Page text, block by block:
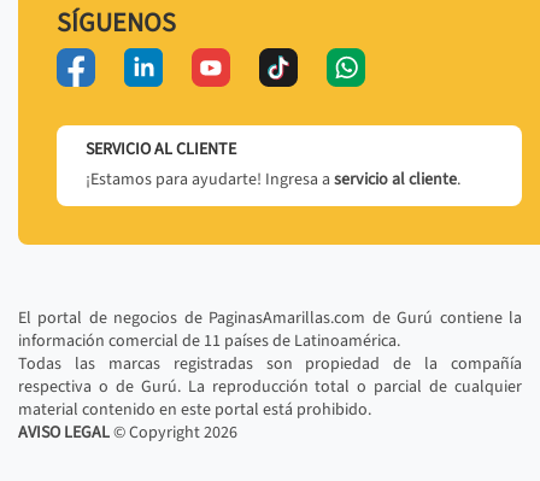
SÍGUENOS
SERVICIO AL CLIENTE
¡Estamos para ayudarte! Ingresa a servicio al cliente.
El portal de negocios de PaginasAmarillas.com de Gurú contiene la
información comercial de 11 países de Latinoamérica.
Todas las marcas registradas son propiedad de la compañía
respectiva o de Gurú. La reproducción total o parcial de cualquier
material contenido en este portal está prohibido.
AVISO LEGAL© Copyright2026